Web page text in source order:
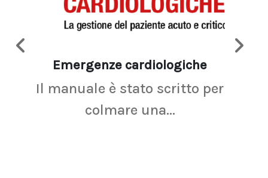
Emergenze cardiologiche
Il manuale è stato scritto per
colmare una...